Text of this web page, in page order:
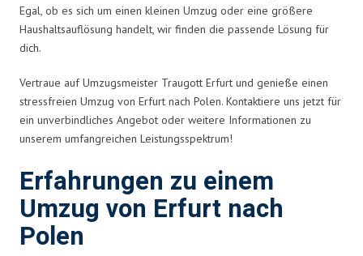
Egal, ob es sich um einen kleinen Umzug oder eine größere
Haushaltsauflösung handelt, wir finden die passende Lösung für
dich.
Vertraue auf Umzugsmeister Traugott Erfurt und genieße einen
stressfreien Umzug von Erfurt nach Polen. Kontaktiere uns jetzt für
ein unverbindliches Angebot oder weitere Informationen zu
unserem umfangreichen Leistungsspektrum!
Erfahrungen zu einem
Umzug von Erfurt nach
Polen